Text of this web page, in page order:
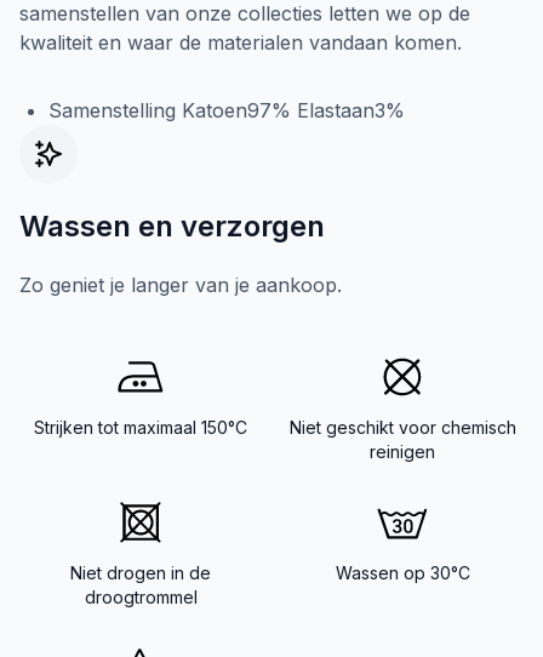
samenstellen van onze collecties letten we op de
kwaliteit en waar de materialen vandaan komen.
Samenstelling Katoen97% Elastaan3%
Wassen en verzorgen
Zo geniet je langer van je aankoop.
Strijken tot maximaal 150°C
Niet geschikt voor chemisch
reinigen
Niet drogen in de
droogtrommel
Wassen op 30°C